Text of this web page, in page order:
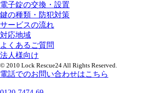
電子錠の交換・設置
鍵の種類・防犯対策
サービスの流れ
対応地域
よくあるご質問
法人様向け
© 2010 Lock Rescue24 All Rights Reserved.
電話でのお問い合わせはこちら